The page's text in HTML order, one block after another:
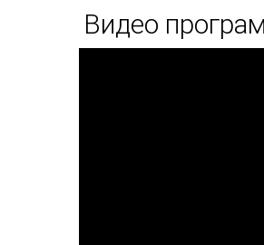
Видео